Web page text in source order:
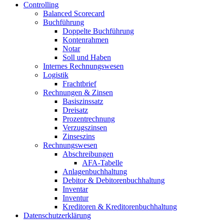
Controlling
Balanced Scorecard
Buchführung
Doppelte Buchführung
Kontenrahmen
Notar
Soll und Haben
Internes Rechnungswesen
Logistik
Frachtbrief
Rechnungen & Zinsen
Basiszinssatz
Dreisatz
Prozentrechnung
Verzugszinsen
Zinseszins
Rechnungswesen
Abschreibungen
AFA-Tabelle
Anlagenbuchhaltung
Debitor & Debitorenbuchhaltung
Inventar
Inventur
Kreditoren & Kreditorenbuchhaltung
Datenschutzerklärung